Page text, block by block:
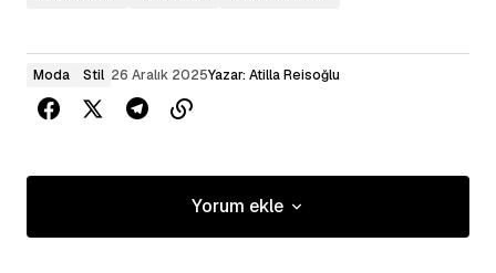
Moda Stil 26 Aralık 2025Yazar: Atilla Reisoğlu
Yorum ekle
Yorum ekle